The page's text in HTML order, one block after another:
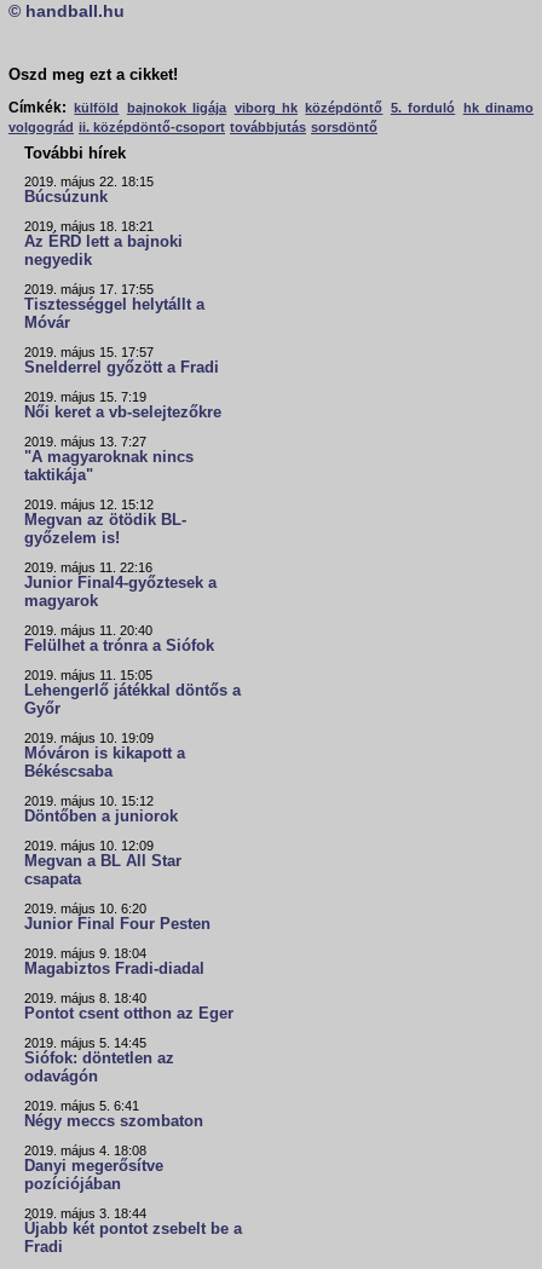
© handball.hu
Oszd meg ezt a cikket!
Címkék:
külföld bajnokok ligája viborg hk középdöntő 5. forduló hk dinamo
volgográd ii. középdöntő-csoport továbbjutás sorsdöntő
További hírek
2019. május 22. 18:15
Búcsúzunk
2019. május 18. 18:21
Az ÉRD lett a bajnoki
negyedik
2019. május 17. 17:55
Tisztességgel helytállt a
Móvár
2019. május 15. 17:57
Snelderrel győzött a Fradi
2019. május 15. 7:19
Női keret a vb-selejtezőkre
2019. május 13. 7:27
"A magyaroknak nincs
taktikája"
2019. május 12. 15:12
Megvan az ötödik BL-
győzelem is!
2019. május 11. 22:16
Junior Final4-győztesek a
magyarok
2019. május 11. 20:40
Felülhet a trónra a Siófok
2019. május 11. 15:05
Lehengerlő játékkal döntős a
Győr
2019. május 10. 19:09
Móváron is kikapott a
Békéscsaba
2019. május 10. 15:12
Döntőben a juniorok
2019. május 10. 12:09
Megvan a BL All Star
csapata
2019. május 10. 6:20
Junior Final Four Pesten
2019. május 9. 18:04
Magabiztos Fradi-diadal
2019. május 8. 18:40
Pontot csent otthon az Eger
2019. május 5. 14:45
Siófok: döntetlen az
odavágón
2019. május 5. 6:41
Négy meccs szombaton
2019. május 4. 18:08
Danyi megerősítve
pozíciójában
2019. május 3. 18:44
Újabb két pontot zsebelt be a
Fradi